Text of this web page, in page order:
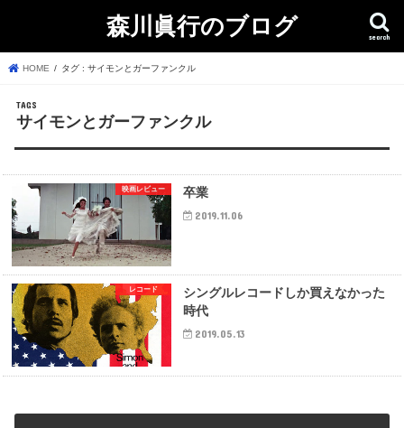
森川眞行のブログ search
HOME タグ : サイモンとガーファンクル
サイモンとガーファンクル
映画レビュー 卒業
2019.11.06
レコード
シングルレコードしか買えなかった
時代
2019.05.13